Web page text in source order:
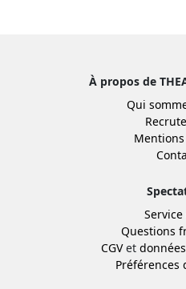
À propos de
Qui
Questions
CGVet
Préférences